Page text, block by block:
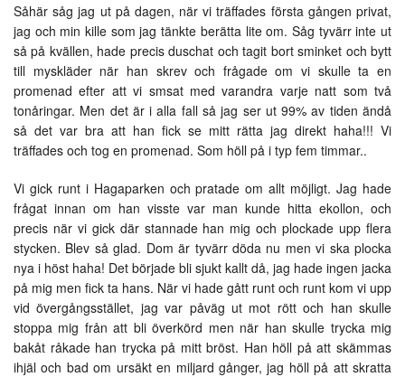
Såhär såg jag ut på dagen, när vi träffades första gången privat,
jag och min kille som jag tänkte berätta lite om. Såg tyvärr inte ut
så på kvällen, hade precis duschat och tagit bort sminket och bytt
till myskläder när han skrev och frågade om vi skulle ta en
promenad efter att vi smsat med varandra varje natt som två
tonåringar. Men det är i alla fall så jag ser ut 99% av tiden ändå
så det var bra att han fick se mitt rätta jag direkt haha!!! Vi
träffades och tog en promenad. Som höll på i typ fem timmar..
Vi gick runt i Hagaparken och pratade om allt möjligt. Jag hade
frågat innan om han visste var man kunde hitta ekollon, och
precis när vi gick där stannade han mig och plockade upp flera
stycken. Blev så glad. Dom är tyvärr döda nu men vi ska plocka
nya i höst haha! Det började bli sjukt kallt då, jag hade ingen jacka
på mig men fick ta hans. När vi hade gått runt och runt kom vi upp
vid övergångsstället, jag var påväg ut mot rött och han skulle
stoppa mig från att bli överkörd men när han skulle trycka mig
bakåt råkade han trycka på mitt bröst. Han höll på att skämmas
ihjäl och bad om ursäkt en miljard gånger, jag höll på att skratta